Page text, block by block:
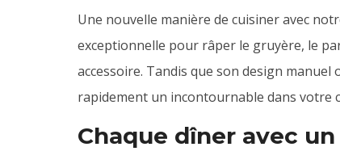
Une nouvelle manière de cuisiner avec
exceptionnelle pour râper le gruyère, le
accessoire. Tandis que son design
rapidement un incontournable dans votre
Chaque dîner avec